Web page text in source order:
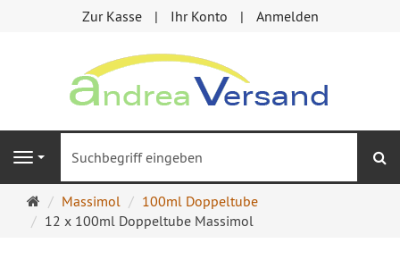
Zur Kasse Ihr Konto Anmelden
Navigation
Startseite
Massimol
100ml Doppeltube
12 x 100ml Doppeltube Massimol